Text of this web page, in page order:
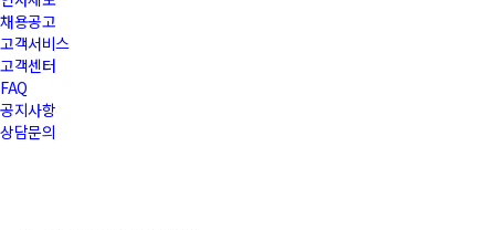
채용공고
고객서비스
고객센터
FAQ
공지사항
상담문의